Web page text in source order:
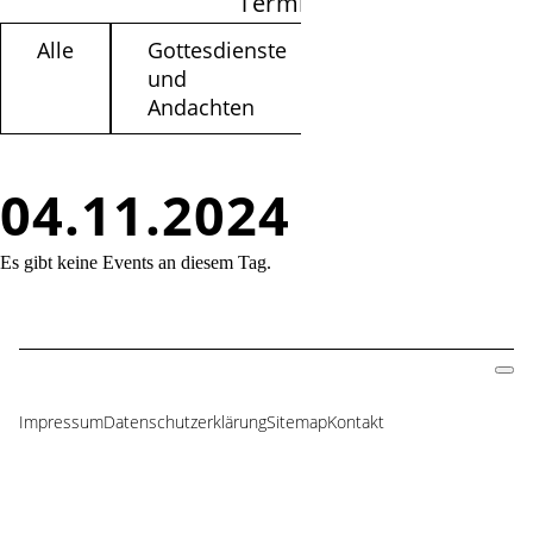
04.11.2024
Alle
Gottesdienste
und
Andachten
Es gibt keine Events an diesem Tag.
Navigation
ImpressumDatenschutzerklärungSitemapKontakt